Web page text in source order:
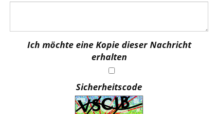
Ich möchte eine Kopie dieser Nachricht
erhalten
Sicherheitscode